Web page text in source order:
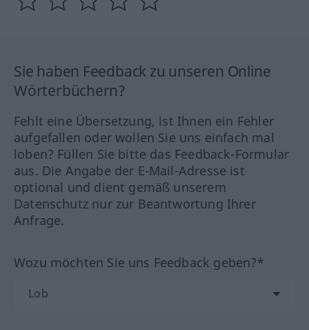
Sie haben Feedback zu unseren Online
Wörterbüchern?
Fehlt eine Übersetzung, ist Ihnen ein Fehler
aufgefallen oder wollen Sie uns einfach mal
loben? Füllen Sie bitte das Feedback-Formular
aus. Die Angabe der E-Mail-Adresse ist
optional und dient gemäß unserem
Datenschutz nur zur Beantwortung Ihrer
Anfrage.
Wozu möchten Sie uns Feedback geben?*